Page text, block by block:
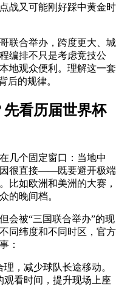
战又可能刚好踩中黄金时
联合举办，跨度更大、城
编排不只是考虑竞技公
地观众便利。理解这一套
后的规律。
看历届世界杯
几个固定窗口：当地中
因很直接——既要避开极端
比如欧洲和美洲的大赛，
的晚间档。
会被“三国联合举办”的现
同纬度和不同时区，官方
：
，减少球队长途移动。
看时间，提升现场上座